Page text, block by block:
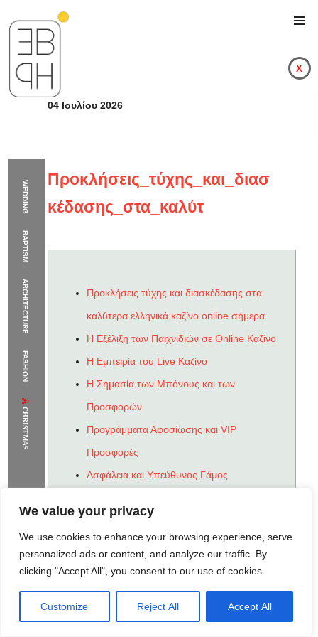
We value your privacy
We use cookies to enhance your browsing experience, serve
personalized ads or content, and analyze our traffic. By
clicking "Accept All", you consent to our use of cookies.
Customize Reject All Accept All
WEDDING
BAPTISM
ARCHITECTURE
FASHION
CHRISTMAS
Rome Project Santorini Project
Sounio Project 1
The Supermodels Always Bring Their
Flawless Festival Style to Rio
x
04 Ιουλίου 2026
Προκλήσεις_τύχης_και_διασ
κέδασης_στα_καλύτ
Προκλήσεις τύχης και διασκέδασης στα
καλύτερα ελληνικά καζίνο online σήμερα
Η Εξέλιξη των Παιχνιδιών σε Online Καζίνο
Η Εμπειρία του Live Καζίνο
Η Σημασία των Μπόνους και των
Προσφορών
Προγράμματα Αφοσίωσης και VIP
Προσφορές
Ασφάλεια και Υπεύθυνος Γάμος
Μελλοντικές Τάσεις στα Ελληνικά Online
Καζίνο
Νέες Προοπτικές και Εξελίξεις